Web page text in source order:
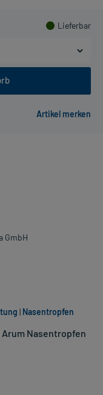
Lieferbar
GmbH
Nasentropfen
| Nasentropfen